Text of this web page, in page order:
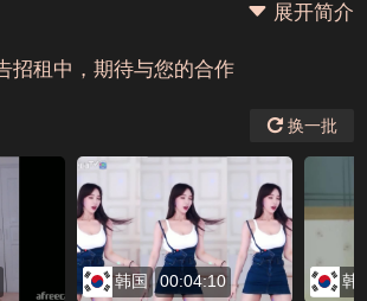
展开简介
招租中，期待与您的合作
换一批
韩国 00:04:10 韩